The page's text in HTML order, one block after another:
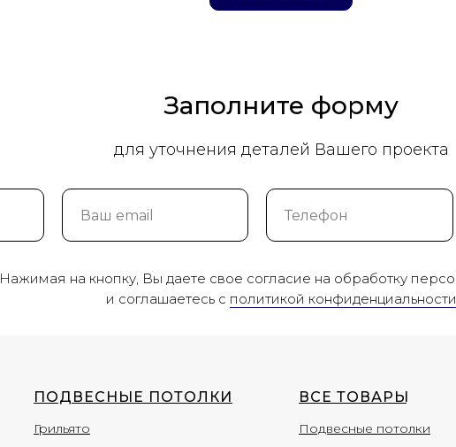
Заполните форму
для уточнения деталей Вашего проекта
Нажимая на кнопку, Вы даете свое согласие на обработку
и соглашаетесь c политикой конфиденциальности
ПОДВЕСНЫЕ ПОТОЛКИ
Грильято
ВСЕ ТОВАР Ы
Подвесные потолки